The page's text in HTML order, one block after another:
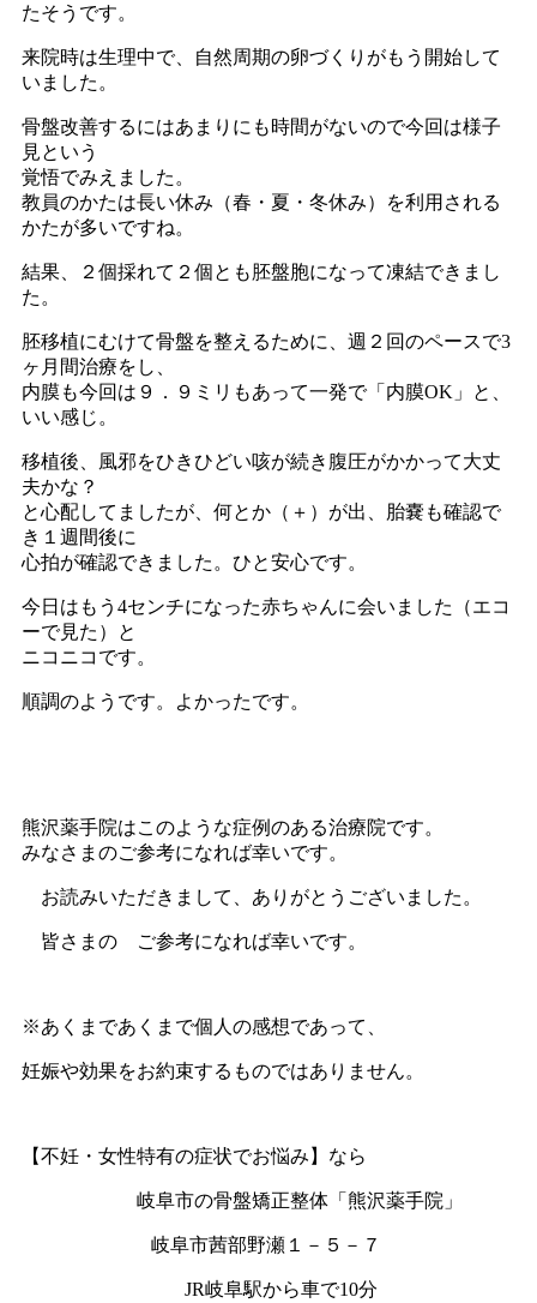
たそうです。
来院時は生理中で、自然周期の卵づくりがもう開始して
いました。
骨盤改善するにはあまりにも時間がないので今回は様子
見という
覚悟でみえました。
教員のかたは長い休み（春・夏・冬休み）を利用される
かたが多いですね。
結果、２個採れて２個とも胚盤胞になって凍結できまし
た。
胚移植にむけて骨盤を整えるために、週２回のペースで3
ヶ月間治療をし、
内膜も今回は９．９ミリもあって一発で「内膜OK」と、
いい感じ。
移植後、風邪をひきひどい咳が続き腹圧がかかって大丈
夫かな？
と心配してましたが、何とか（＋）が出、胎嚢も確認で
き１週間後に
心拍が確認できました。ひと安心です。
今日はもう4センチになった赤ちゃんに会いました（エコ
ーで見た）と
ニコニコです。
順調のようです。よかったです。
熊沢薬手院はこのような症例のある治療院です。
みなさまのご参考になれば幸いです。
お読みいただきまして、ありがとうございました。
皆さまの ご参考になれば幸いです。
※あくまであくまで個人の感想であって、
妊娠や効果をお約束するものではありません。
【不妊・女性特有の症状でお悩み】なら
岐阜市の骨盤矯正整体「熊沢薬手院」
岐阜市茜部野瀬１－５－７
JR岐阜駅から車で10分